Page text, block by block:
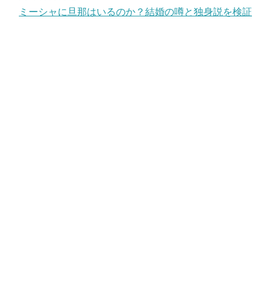
ミーシャに旦那はいるのか？結婚の噂と独身説を検証